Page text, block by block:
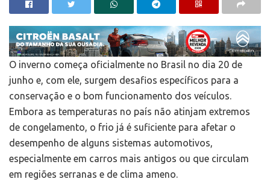
O inverno começa oficialmente no Brasil no dia 20 de
junho e, com ele, surgem desafios específicos para a
conservação e o bom funcionamento dos veículos.
Embora as temperaturas no país não atinjam extremos
de congelamento, o frio já é suficiente para afetar o
desempenho de alguns sistemas automotivos,
especialmente em carros mais antigos ou que circulam
em regiões serranas e de clima ameno.